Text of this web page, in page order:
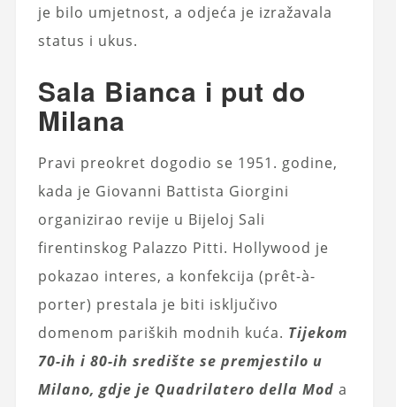
je bilo umjetnost, a odjeća je izražavala
status i ukus.
Sala Bianca i put do
Milana
Pravi preokret dogodio se 1951. godine,
kada je Giovanni Battista Giorgini
organizirao revije u Bijeloj Sali
firentinskog Palazzo Pitti. Hollywood je
pokazao interes, a konfekcija (prêt-à-
porter) prestala je biti isključivo
domenom pariških modnih kuća. Tijekom
70-ih i 80-ih središte se premjestilo u
Milano, gdje je Quadrilatero della Mod a